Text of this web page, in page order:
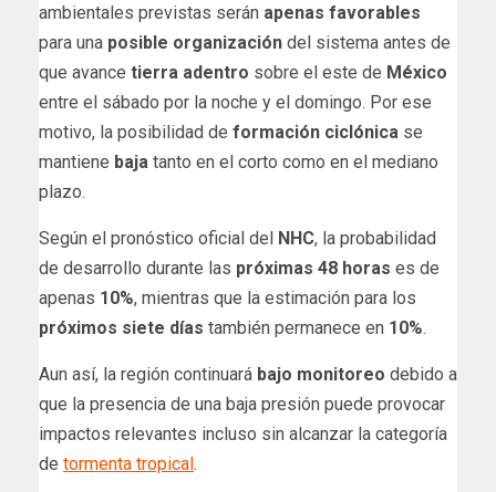
ambientales previstas serán apenas favorables
para una posible organización del sistema antes de
que avance tierra adentro sobre el este de México
entre el sábado por la noche y el domingo. Por ese
motivo, la posibilidad de formación ciclónica se
mantiene baja tanto en el corto como en el mediano
plazo.
Según el pronóstico oficial del NHC, la probabilidad
de desarrollo durante las próximas 48 horas es de
apenas 10%, mientras que la estimación para los
próximos siete días también permanece en 10%.
Aun así, la región continuará bajo monitoreo debido a
que la presencia de una baja presión puede provocar
impactos relevantes incluso sin alcanzar la categoría
de tormenta tropical.